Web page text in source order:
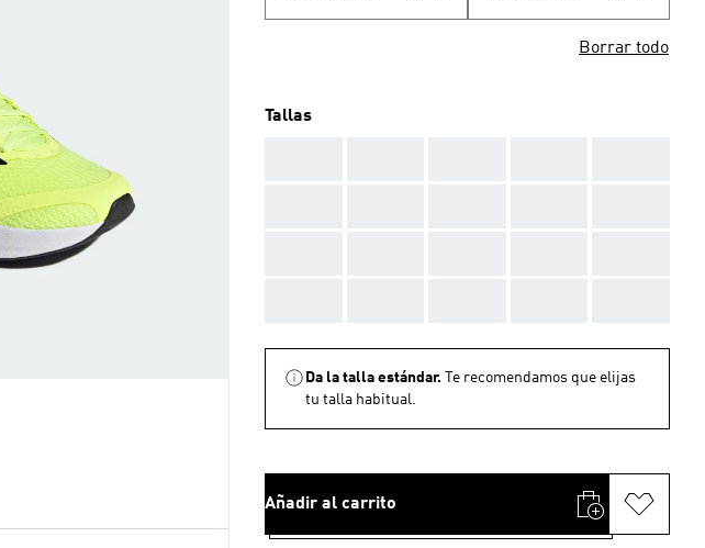
Borrar todo
Tallas
Da la talla estándar.
Te recomendamos que elijas
tu talla habitual.
Añadir al carrito